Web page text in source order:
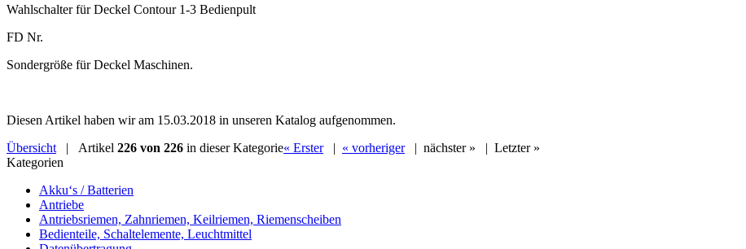
Wahlschalter für Deckel Contour 1-3 Bedienpult
FD Nr.
Sondergröße für Deckel Maschinen.
Diesen Artikel haben wir am 15.03.2018 in unseren Katalog aufgenommen.
Übersicht| Artikel 226 von 226 in dieser Kategorie« Erster| « vorheriger| nächster » | Letzter »
Kategorien
Akku‘s / Batterien
Antriebe
Antriebsriemen, Zahnriemen, Keilriemen, Riemenscheiben
Bedienteile, Schaltelemente, Leuchtmittel